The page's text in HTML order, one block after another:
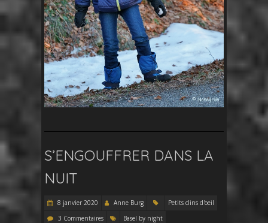
S’ENGOUFFRER DANS LA
NUIT
8 janvier 2020 Anne Burg
Petits clins d'oeil
3 Commentaires
Basel by night